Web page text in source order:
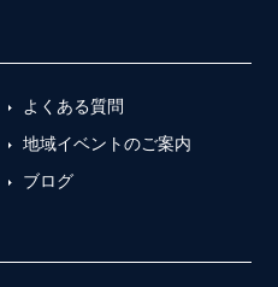
よくある質問
地域イベントのご案内
ブログ